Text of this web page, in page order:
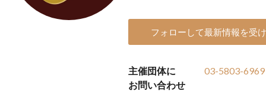
フォローして最新情報を受
主催団体に
お問い合わせ
03-5803-6969